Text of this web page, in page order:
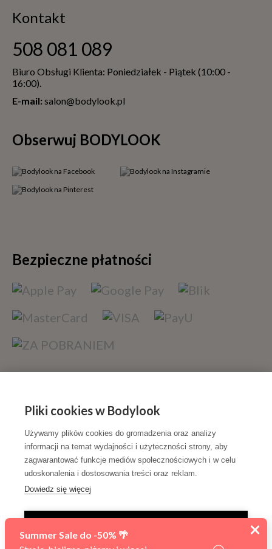
Pliki cookies w Bodylook
Używamy plików cookies do gromadzenia oraz analizy
informacji na temat wydajności i użyteczności strony, aby
zagwarantować funkcje mediów społecznościowych i w celu
udoskonalenia i dostosowania treści oraz reklam.
Dowiedz się więcej
Kontakt
508 081 089
Biuro Obsługi Klienta: Poniedziałek - Piątek (10:00 -
16:00).
E-mail: salon@bodylook.pl
Obserwuj BODYLOOK
Bezpieczne płatności
Sfinansowano w ramach reakcji Unii na pandemię COVID-